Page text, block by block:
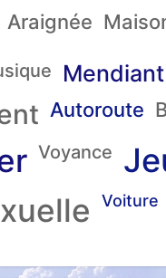
Araignée
Mendiant
Autoroute
Voyance
Voiture